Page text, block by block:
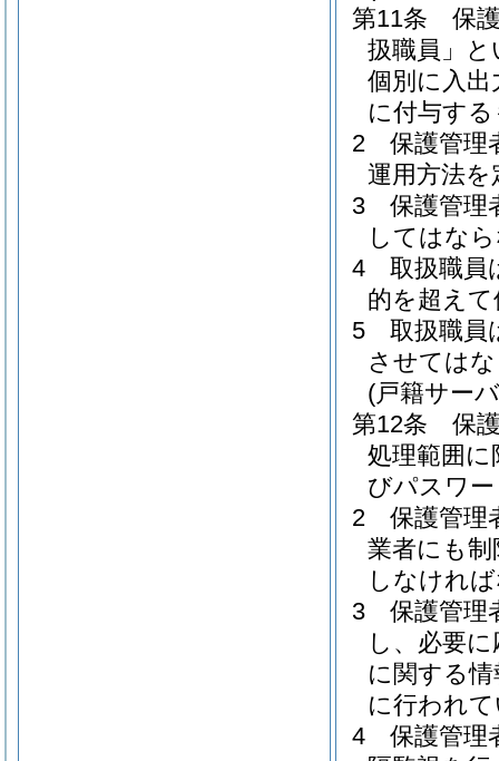
第11条
保
扱職員」と
個別に入
に付与す
2
保護管理
運用方法
3
保護管理
してはな
4
取扱職員
的を超え
5
取扱職員
させては
(戸籍サー
第12条
保
処理範囲
びパスワ
2
保護管理
業者にも
しなけれ
3
保護管理
し、必要
に関する
に行われ
4
保護管理